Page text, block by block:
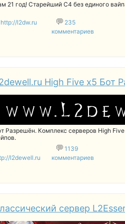
21 год! Старейший C4 без единого
http://l2dw.ru
235
комментариев
High Five x5 Бот
Разрешён. Комплекс серверов High
l2dewell.ru
1139
комментариев
сервер